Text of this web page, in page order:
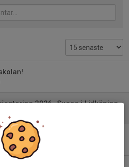
2026 -Succe i Lidköping
2026
0